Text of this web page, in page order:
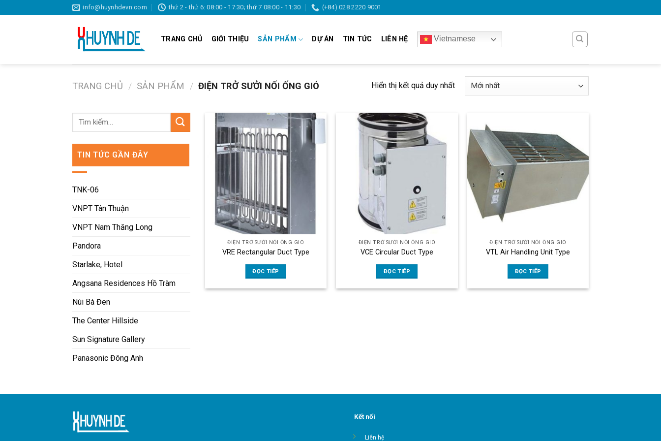
to
info@huynhdevn.com thứ 2 - thứ 6: 08:00 - 17:30; thứ 7 08:00 - 11:30 (+84) 028 2220 9001
TRANG CHỦ GIỚI THIỆU SẢN PHẨM DỰ ÁN TIN TỨC LIÊN HỆ Vietnamese
TRANG CHỦ / SẢN PHẨM / ĐIỆN TRỞ SƯỞI NỐI ỐNG GIÓ Hiển thị kết quả duy nhất
TIN TỨC GẦN ĐÂY
TNK-06
VNPT Tân Thuận
VNPT Nam Thăng Long
Pandora
Starlake, Hotel
Angsana Residences Hồ Tràm
Núi Bà Đen
The Center Hillside
Sun Signature Gallery
Panasonic Đông Anh
Add to
ĐIỆN TRỞ SƯỞI NỐI ỐNG GIÓ
VRE Rectangular Duct Type
ĐỌC TIẾP
Add to
ĐIỆN TRỞ SƯỞI NỐI ỐNG GIÓ
VCE Circular Duct Type
ĐỌC TIẾP
Add to
wishlist
ĐIỆN TRỞ SƯỞI NỐI ỐNG GIÓ
VTL Air Handling Unit Type
ĐỌC TIẾP
Kết nối
Liên hệ